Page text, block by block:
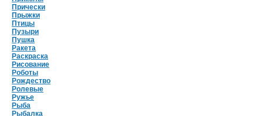
Прически
Прыжки
Птицы
Пузыри
Пушка
Ракета
Раскраска
Рисование
Роботы
Рождество
Ролевые
Ружье
Рыба
Рыбалка